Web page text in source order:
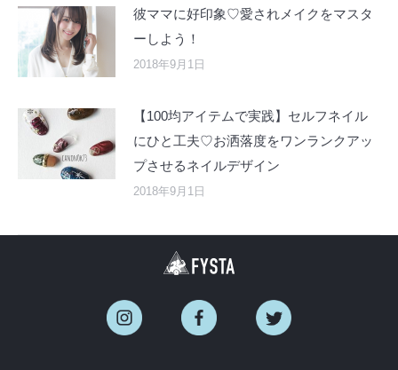
彼ママに好印象♡愛されメイクをマスタ
ーしよう！
2018年9月1日
【100均アイテムで実践】セルフネイル
にひと工夫♡お洒落度をワンランクアッ
プさせるネイルデザイン
2018年9月1日